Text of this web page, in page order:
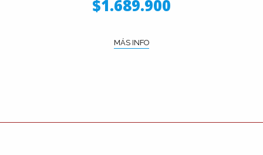
$1.689.900
MÁS INFO